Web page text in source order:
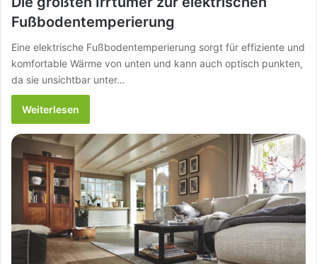
Fußbodentemperierung
Eine elektrische Fußbodentemperierung sorgt für effiziente und
komfortable Wärme von unten und kann auch optisch punkten,
da sie unsichtbar unter…
Weiterlesen